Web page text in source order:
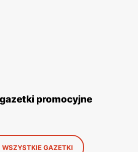
promocyjne
WSZYSTKIE GAZETKI